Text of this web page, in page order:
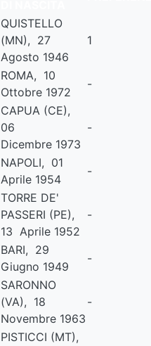
QUISTELLO
(MN), 27
Agosto 1946
1
ROMA, 10
Ottobre 1972
-
CAPUA (CE),
06
Dicembre 1973
-
NAPOLI, 01
Aprile 1954
-
TORRE DE'
PASSERI (PE),
13 Aprile 1952
-
BARI, 29
Giugno 1949
-
SARONNO
(VA), 18
Novembre 1963
-
PISTICCI (MT),